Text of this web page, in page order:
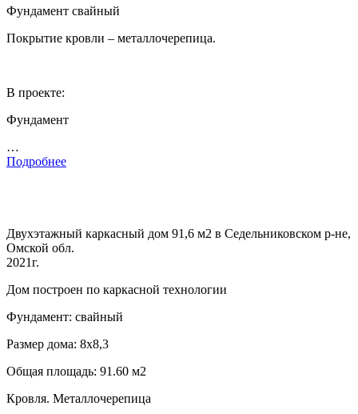
Фундамент свайный
Покрытие кровли – металлочерепица.
В проекте:
Фундамент
…
Подробнее
Двухэтажный каркасный дом 91,6 м2 в Седельниковском р-не,
Омской обл.
2021г.
Дом построен по каркасной технологии
Фундамент: свайный
Размер дома: 8х8,3
Общая площадь: 91.60 м2
Кровля. Металлочерепица